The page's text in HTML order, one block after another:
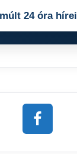
24 óra hírei